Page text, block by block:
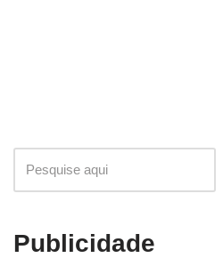
Publicidade